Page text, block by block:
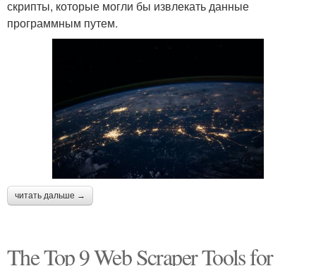
скрипты, которые могли бы извлекать данные
программным путем.
читать дальше →
The Top 9 Web Scraper Tools for